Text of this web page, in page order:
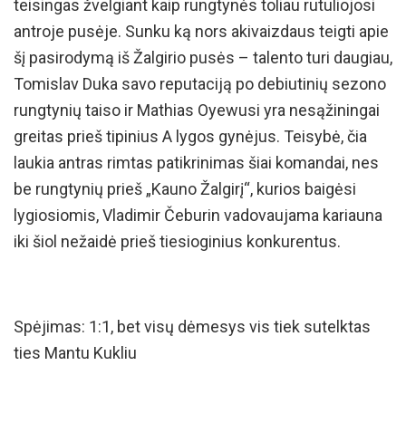
teisingas žvelgiant kaip rungtynės toliau rutuliojosi
antroje pusėje. Sunku ką nors akivaizdaus teigti apie
šį pasirodymą iš Žalgirio pusės – talento turi daugiau,
Tomislav Duka savo reputaciją po debiutinių sezono
rungtynių taiso ir Mathias Oyewusi yra nesąžiningai
greitas prieš tipinius A lygos gynėjus. Teisybė, čia
laukia antras rimtas patikrinimas šiai komandai, nes
be rungtynių prieš „Kauno Žalgirį“, kurios baigėsi
lygiosiomis, Vladimir Čeburin vadovaujama kariauna
iki šiol nežaidė prieš tiesioginius konkurentus.
Spėjimas: 1:1, bet visų dėmesys vis tiek sutelktas
ties Mantu Kukliu